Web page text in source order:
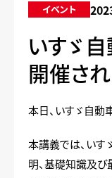
イベント
いすゞ
開催され
本日、いすゞ自動
本講義では、いす
明、基礎知識及び